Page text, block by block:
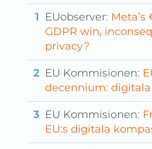
EUobserver:
GDPR win,
privacy?
EU Kommisionen:
decennium:
EU Kommisionen:
EU:s digitala